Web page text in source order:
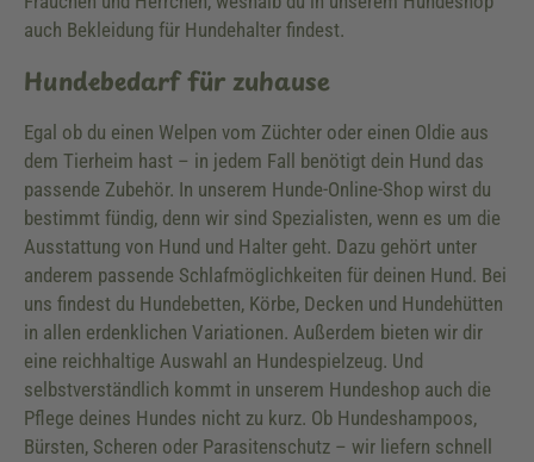
auch Bekleidung für Hundehalter findest.
Hundebedarf für zuhause
Egal ob du einen Welpen vom Züchter oder einen Oldie aus
dem Tierheim hast – in jedem Fall benötigt dein Hund das
passende Zubehör. In unserem Hunde-Online-Shop wirst du
bestimmt fündig, denn wir sind Spezialisten, wenn es um die
Ausstattung von Hund und Halter geht. Dazu gehört unter
anderem passende Schlafmöglichkeiten für deinen Hund. Bei
uns findest du Hundebetten, Körbe, Decken und Hundehütten
in allen erdenklichen Variationen. Außerdem bieten wir dir
eine reichhaltige Auswahl an Hundespielzeug. Und
selbstverständlich kommt in unserem Hundeshop auch die
Pflege deines Hundes nicht zu kurz. Ob Hundeshampoos,
Bürsten, Scheren oder Parasitenschutz – wir liefern schnell